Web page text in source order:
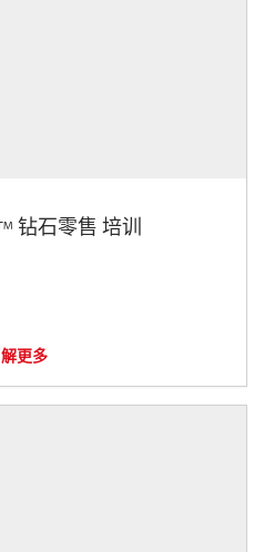
钻石零售 培训
更多